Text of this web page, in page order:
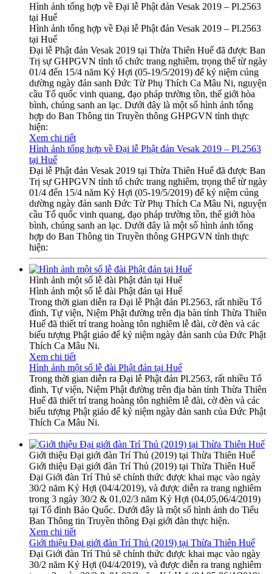
Hình ảnh tổng hợp về Đại lễ Phật đản Vesak 2019 – Pl.2563
tại Huế
Hình ảnh tổng hợp về Đại lễ Phật đản Vesak 2019 – Pl.2563
tại Huế
Đại lễ Phật đản Vesak 2019 tại Thừa Thiên Huế đã được Ban
Trị sự GHPGVN tỉnh tổ chức trang nghiêm, trọng thể từ ngày
01/4 đến 15/4 năm Kỷ Hợi (05-19/5/2019) để kỷ niệm cúng
dường ngày đản sanh Đức Từ Phụ Thích Ca Mâu Ni, nguyện
cầu Tổ quốc vinh quang, đạo pháp trường tồn, thế giới hòa
bình, chúng sanh an lạc. Dưới đây là một số hình ảnh tổng
hợp do Ban Thông tin Truyền thông GHPGVN tỉnh thực
hiện:
Xem chi tiết
Hình ảnh tổng hợp về Đại lễ Phật đản Vesak 2019 – Pl.2563
tại Huế
Đại lễ Phật đản Vesak 2019 tại Thừa Thiên Huế đã được Ban
Trị sự GHPGVN tỉnh tổ chức trang nghiêm, trọng thể từ ngày
01/4 đến 15/4 năm Kỷ Hợi (05-19/5/2019) để kỷ niệm cúng
dường ngày đản sanh Đức Từ Phụ Thích Ca Mâu Ni, nguyện
cầu Tổ quốc vinh quang, đạo pháp trường tồn, thế giới hòa
bình, chúng sanh an lạc. Dưới đây là một số hình ảnh tổng
hợp do Ban Thông tin Truyền thông GHPGVN tỉnh thực
hiện:
Hình ảnh một số lễ đài Phật đản tại Huế
Hình ảnh một số lễ đài Phật đản tại Huế
Trong thời gian diễn ra Đại lễ Phật đản Pl.2563, rất nhiều Tổ
đình, Tự viện, Niệm Phật đường trên địa bàn tỉnh Thừa Thiên
Huế đã thiết trí trang hoàng tôn nghiêm lễ đài, cờ đèn và các
biểu tượng Phật giáo để kỷ niệm ngày đản sanh của Đức Phật
Thích Ca Mâu Ni.
Xem chi tiết
Hình ảnh một số lễ đài Phật đản tại Huế
Trong thời gian diễn ra Đại lễ Phật đản Pl.2563, rất nhiều Tổ
đình, Tự viện, Niệm Phật đường trên địa bàn tỉnh Thừa Thiên
Huế đã thiết trí trang hoàng tôn nghiêm lễ đài, cờ đèn và các
biểu tượng Phật giáo để kỷ niệm ngày đản sanh của Đức Phật
Thích Ca Mâu Ni.
Giới thiệu Đại giới đàn Trí Thủ (2019) tại Thừa Thiên Huế
Giới thiệu Đại giới đàn Trí Thủ (2019) tại Thừa Thiên Huế
Đại Giới đàn Trí Thủ sẽ chính thức được khai mạc vào ngày
30/2 năm Kỷ Hợi (04/4/2019), và được diễn ra trang nghiêm
trong 3 ngày 30/2 & 01,02/3 năm Kỷ Hợi (04,05,06/4/2019)
tại Tổ đình Báo Quốc. Dưới đây là một số hình ảnh do Tiểu
Ban Thông tin Truyền thông Đại giới đàn thực hiện.
Xem chi tiết
Giới thiệu Đại giới đàn Trí Thủ (2019) tại Thừa Thiên Huế
Đại Giới đàn Trí Thủ sẽ chính thức được khai mạc vào ngày
30/2 năm Kỷ Hợi (04/4/2019), và được diễn ra trang nghiêm